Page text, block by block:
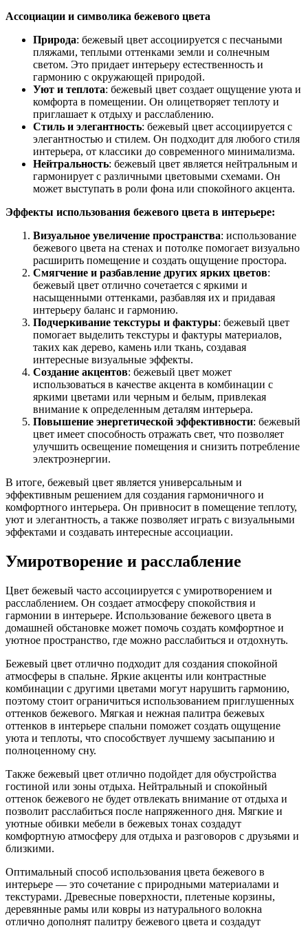
Ассоциации и символика бежевого цвета
Природа: бежевый цвет ассоциируется с песчаными
пляжами, теплыми оттенками земли и солнечным
светом. Это придает интерьеру естественность и
гармонию с окружающей природой.
Уют и теплота: бежевый цвет создает ощущение уюта и
комфорта в помещении. Он олицетворяет теплоту и
приглашает к отдыху и расслаблению.
Стиль и элегантность: бежевый цвет ассоциируется с
элегантностью и стилем. Он подходит для любого стиля
интерьера, от классики до современного минимализма.
Нейтральность: бежевый цвет является нейтральным и
гармонирует с различными цветовыми схемами. Он
может выступать в роли фона или спокойного акцента.
Эффекты использования бежевого цвета в интерьере:
Визуальное увеличение пространства: использование
бежевого цвета на стенах и потолке помогает визуально
расширить помещение и создать ощущение простора.
Смягчение и разбавление других ярких цветов:
бежевый цвет отлично сочетается с яркими и
насыщенными оттенками, разбавляя их и придавая
интерьеру баланс и гармонию.
Подчеркивание текстуры и фактуры: бежевый цвет
помогает выделить текстуры и фактуры материалов,
таких как дерево, камень или ткань, создавая
интересные визуальные эффекты.
Создание акцентов: бежевый цвет может
использоваться в качестве акцента в комбинации с
яркими цветами или черным и белым, привлекая
внимание к определенным деталям интерьера.
Повышение энергетической эффективности: бежевый
цвет имеет способность отражать свет, что позволяет
улучшить освещение помещения и снизить потребление
электроэнергии.
В итоге, бежевый цвет является универсальным и
эффективным решением для создания гармоничного и
комфортного интерьера. Он привносит в помещение теплоту,
уют и элегантность, а также позволяет играть с визуальными
эффектами и создавать интересные ассоциации.
Умиротворение и расслабление
Цвет бежевый часто ассоциируется с умиротворением и
расслаблением. Он создает атмосферу спокойствия и
гармонии в интерьере. Использование бежевого цвета в
домашней обстановке может помочь создать комфортное и
уютное пространство, где можно расслабиться и отдохнуть.
Бежевый цвет отлично подходит для создания спокойной
атмосферы в спальне. Яркие акценты или контрастные
комбинации с другими цветами могут нарушить гармонию,
поэтому стоит ограничиться использованием приглушенных
оттенков бежевого. Мягкая и нежная палитра бежевых
оттенков в интерьере спальни поможет создать ощущение
уюта и теплоты, что способствует лучшему засыпанию и
полноценному сну.
Также бежевый цвет отлично подойдет для обустройства
гостиной или зоны отдыха. Нейтральный и спокойный
оттенок бежевого не будет отвлекать внимание от отдыха и
позволит расслабиться после напряженного дня. Мягкие и
уютные обивки мебели в бежевых тонах создадут
комфортную атмосферу для отдыха и разговоров с друзьями и
близкими.
Оптимальный способ использования цвета бежевого в
интерьере — это сочетание с природными материалами и
текстурами. Древесные поверхности, плетеные корзины,
деревянные рамы или ковры из натурального волокна
отлично дополнят палитру бежевого цвета и создадут